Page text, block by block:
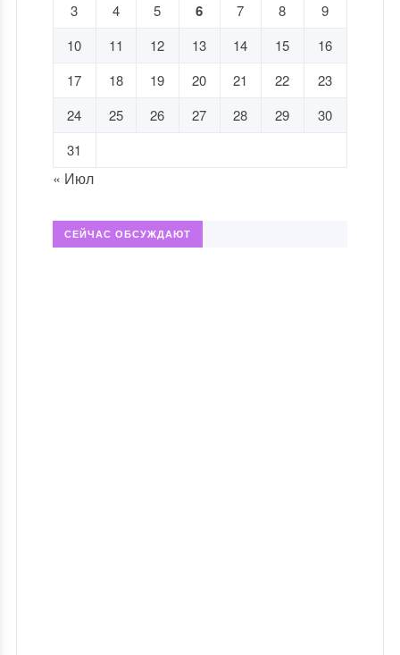
3
4 5 6 7 8
9
10
11 12 13 14 15
16
17
18 19 20 21 22
23
24
25 26 27 28 29
30
31
« Июл
СЕЙЧАС ОБСУЖДАЮТ